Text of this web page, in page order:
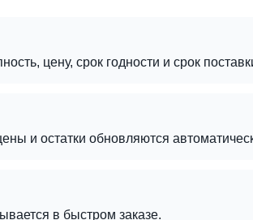
цену, срок годности и срок
и остатки обновляются
в быстром заказе.